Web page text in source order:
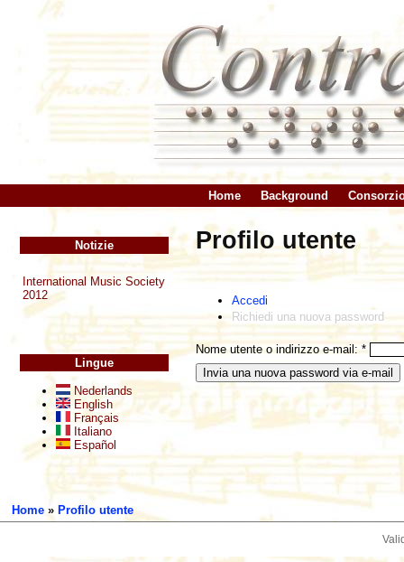
Home Background
Notizie
International Music Society
2012
Lingue
Nederlands
English
Français
Italiano
Español
Profilo utente
Accedi
Richiedi una nuova password
Nome utente o indirizzo e-mail:*
Home » Profilo utente